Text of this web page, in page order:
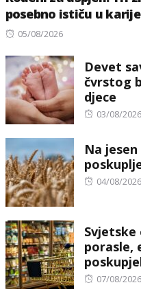
posebno ističu u
Posted
05/08/2026
Devet
čvrstog
djece
Posted
03/08/2026
Na
Posted
04/08/2026
Svjetske
porasle,
Posted
07/08/2026